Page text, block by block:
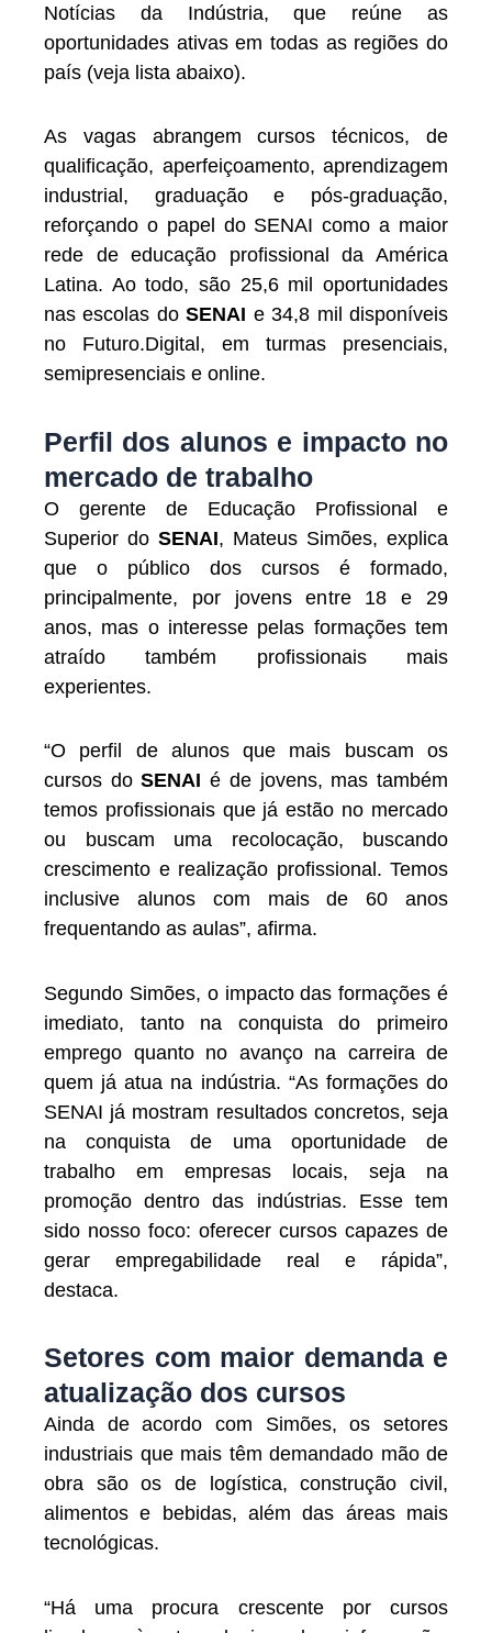
Notícias da Indústria, que reúne as
oportunidades ativas em todas as regiões do
país (veja lista abaixo).
As vagas abrangem cursos técnicos, de
qualificação, aperfeiçoamento, aprendizagem
industrial, graduação e pós-graduação,
reforçando o papel do SENAI como a maior
rede de educação profissional da América
Latina. Ao todo, são 25,6 mil oportunidades
nas escolas doSENAI e 34,8 mil disponíveis
no Futuro.Digital, em turmas presenciais,
semipresenciais e online.
Perfil dos alunos e impacto no
mercado de trabalho
O gerente de Educação Profissional e
Superior do SENAI, Mateus Simões, explica
que o público dos cursos é formado,
principalmente, por jovens entre 18 e 29
anos, mas o interesse pelas formações tem
atraído também profissionais mais
experientes.
“O perfil de alunos que mais buscam os
cursos doSENAIé de jovens, mas também
temos profissionais que já estão no mercado
ou buscam uma recolocação, buscando
crescimento e realização profissional. Temos
inclusive alunos com mais de 60 anos
frequentando as aulas”, afirma.
Segundo Simões, o impacto das formações é
imediato, tanto na conquista do primeiro
emprego quanto no avanço na carreira de
quem já atua na indústria. “As formações do
SENAI já mostram resultados concretos, seja
na conquista de uma oportunidade de
trabalho em empresas locais, seja na
promoção dentro das indústrias. Esse tem
sido nosso foco: oferecer cursos capazes de
gerar empregabilidade real e rápida”,
destaca.
Setores com maior demanda e
atualização dos cursos
Ainda de acordo com Simões, os setores
industriais que mais têm demandado mão de
obra são os de logística, construção civil,
alimentos e bebidas, além das áreas mais
tecnológicas.
“Há uma procura crescente por cursos